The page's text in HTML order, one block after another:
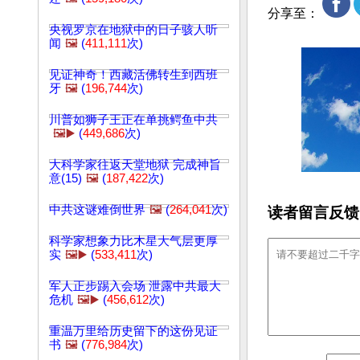
央视罗京在地狱中的日子骇人听
闻 🖼️ (411,111次)
见证神奇！西藏活佛转生到西班
牙 🖼️ (196,744次)
川普如狮子王正在单挑鳄鱼中共
🖼️▶️ (449,686次)
大科学家往返天堂地狱 完成神旨
意(15) 🖼️ (187,422次)
中共这谜难倒世界 🖼️(264,041次)
科学家想象力比木星大气层更厚
实 🖼️▶️ (533,411次)
军人正步踢入会场 泄露中共最大
危机 🖼️▶️ (456,612次)
重温万里给历史留下的这份见证
书 🖼️ (776,984次)
分享至：
读者留言反